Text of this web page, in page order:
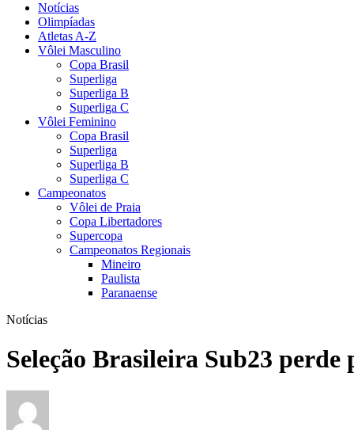
Notícias
Olimpíadas
Atletas A-Z
Vôlei Masculino
Copa Brasil
Superliga
Superliga B
Superliga C
Vôlei Feminino
Copa Brasil
Superliga
Superliga B
Superliga C
Campeonatos
Vôlei de Praia
Copa Libertadores
Supercopa
Campeonatos Regionais
Mineiro
Paulista
Paranaense
Notícias
Seleção Brasileira Sub23